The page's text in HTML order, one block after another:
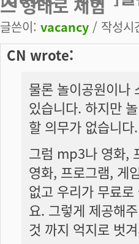
글쓴이: vacancy / 작성
CN wrote:
물론 놀이공원이나
있습니다. 하지만
할 의무가 없습니
그럼 mp3나 영화,
영화, 프로그램, 게
없고 우리가 무료
요. 그렇게 제공해
것 까지 억지로 벗